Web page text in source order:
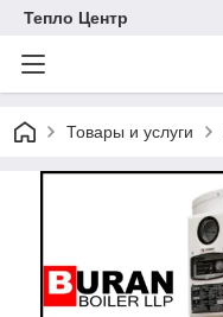
Тепло Центр
Товары и услуги